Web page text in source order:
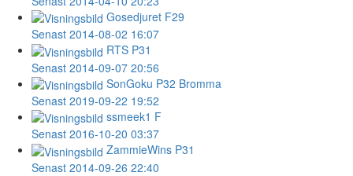
Gosedjuret F29
Senast 2014-08-02 16:07
RTS P31
Senast 2014-09-07 20:56
SonGoku P32 Bromma
Senast 2019-09-22 19:52
ssmeek1 F
Senast 2016-10-20 03:37
ZammieWins P31
Senast 2014-09-26 22:40